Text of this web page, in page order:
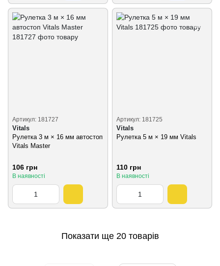
Артикул: 181727
Vitals
Рулетка 3 м × 16 мм автостоп
Vitals Master
106 грн
В наявності
Артикул: 181725
Vitals
Рулетка 5 м × 19 мм Vitals
110 грн
В наявності
Показати ще 20 товарів